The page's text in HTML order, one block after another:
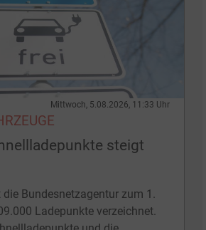
Mittwoch, 5.08.2026, 11:33 Uhr
steigt
die Bundesnetzagentur zum 1.
Ladepunkte verzeichnet.